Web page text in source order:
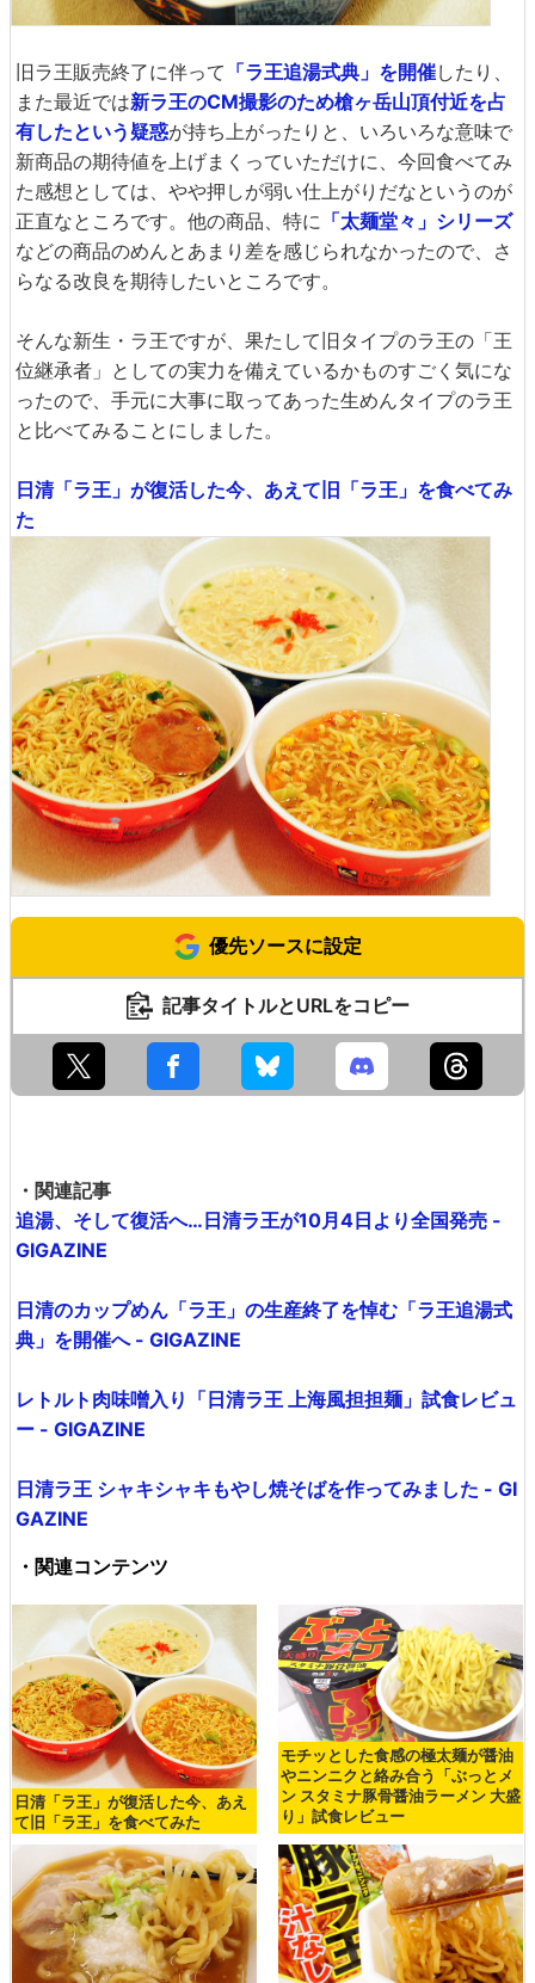
旧ラ王販売終了に伴って 「ラ王追湯式典」を開催したり、
また最近では新ラ王のCM撮影のため槍ヶ岳山頂付近を占
有したという疑惑が持ち上がったりと、いろいろな意味で
新商品の期待値を上げまくっていただけに、今回食べてみ
た感想としては、やや押しが弱い仕上がりだなというのが
正直なところです。他の商品、特に 「太麺堂々」シリーズ
などの商品のめんとあまり差を感じられなかったので、さ
らなる改良を期待したいところです。
そんな新生・ラ王ですが、果たして旧タイプのラ王の「王
位継承者」としての実力を備えているかものすごく気にな
ったので、手元に大事に取ってあった生めんタイプのラ王
と比べてみることにしました。
日清「ラ王」が復活した今、あえて旧「ラ王」を食べてみ
た
優先ソースに設定
記事タイトルとURLをコピー
・関連記事
追湯、そして復活へ…日清ラ王が10月4日より全国発売 -
GIGAZINE
日清のカップめん「ラ王」の生産終了を悼む「ラ王追湯式
典」を開催へ - GIGAZINE
レトルト肉味噌入り「日清ラ王 上海風担担麺」試食レビュ
ー - GIGAZINE
日清ラ王 シャキシャキもやし焼そばを作ってみました - GI
GAZINE
・関連コンテンツ
日清「ラ王」が復活した今、あえ
て旧「ラ王」を食べてみた
モチッとした食感の極太麺が醤油
やニンニクと絡み合う「ぶっとメ
ン スタミナ豚骨醤油ラーメン 大盛
り」試食レビュー